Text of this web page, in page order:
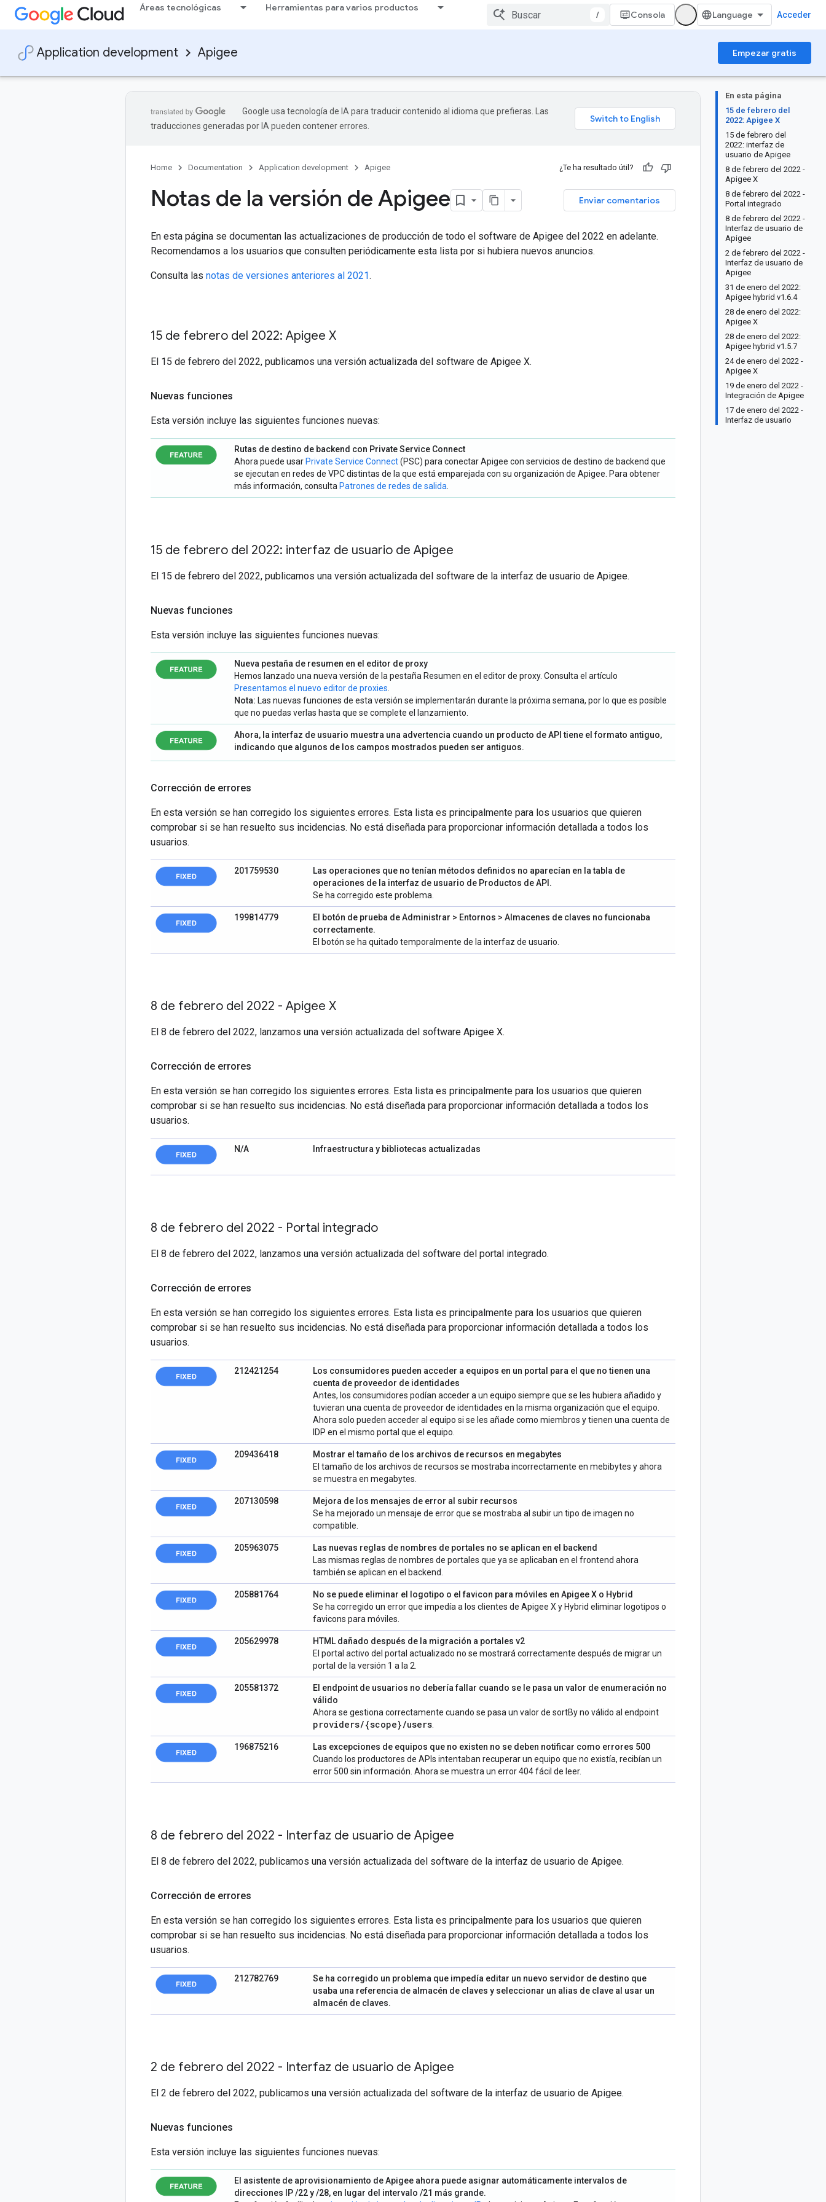
Áreas tecnológicas Herramientas para varios productos
/ Consola Acceder
Application development Apigee Empezar gratis
En esta página
15 de febrero del
2022: Apigee X
15 de febrero del
2022: interfaz de
usuario de Apigee
8 de febrero del 2022 -
Apigee X
8 de febrero del 2022 -
Portal integrado
8 de febrero del 2022 -
Interfaz de usuario de
Apigee
2 de febrero del 2022 -
Interfaz de usuario de
Apigee
31 de enero del 2022:
Apigee hybrid v1.6.4
28 de enero del 2022:
Apigee X
28 de enero del 2022:
Apigee hybrid v1.5.7
24 de enero del 2022 -
Apigee X
19 de enero del 2022 -
Integración de Apigee
17 de enero del 2022 -
Interfaz de usuario
Google usa tecnología de IA para traducir contenido al idioma que prefieras. Las
traducciones generadas por IA pueden contener errores.
Home Documentation Application development Apigee ¿Te ha resultado útil?
Enviar comentarios
Notas de la versión de Apigee
En esta página se documentan las actualizaciones de producción de todo el software de Apigee del 2022 en adelante.
Recomendamos a los usuarios que consulten periódicamente esta lista por si hubiera nuevos anuncios.
Consulta las notas de versiones anteriores al 2021.
15 de febrero del 2022: Apigee X
El 15 de febrero del 2022, publicamos una versión actualizada del software de Apigee X.
Nuevas funciones
Esta versión incluye las siguientes funciones nuevas:
Rutas de destino de backend con Private Service Connect
Ahora puede usar Private Service Connect(PSC) para conectar Apigee con servicios de destino de backend que
se ejecutan en redes de VPC distintas de la que está emparejada con su organización de Apigee. Para obtener
más información, consulta Patrones de redes de salida
15 de febrero del 2022: interfaz de usuario de Apigee
El 15 de febrero del 2022, publicamos una versión actualizada del software de la interfaz de usuario de Apigee.
Nuevas funciones
Esta versión incluye las siguientes funciones nuevas:
Nueva pestaña de resumen en el editor de proxy
Hemos lanzado una nueva versión de la pestaña Resumen en el editor de proxy. Consulta el artículo
Presentamos el nuevo editor de proxies
Nota: Las nuevas funciones de esta versión se implementarán durante la próxima semana, por lo que es posible
que no puedas verlas hasta que se complete el lanzamiento.
Ahora, la interfaz de usuario muestra una advertencia cuando un producto de API tiene el formato antiguo,
indicando que algunos de los campos mostrados pueden ser antiguos.
Corrección de errores
En esta versión se han corregido los siguientes errores. Esta lista es principalmente para los usuarios que quieren
comprobar si se han resuelto sus incidencias. No está diseñada para proporcionar información detallada a todos los
usuarios.
201759530
Las operaciones que no tenían métodos definidos no aparecían en la tabla de
operaciones de la interfaz de usuario de Productos de API.
Se ha corregido este problema.
199814779 El botón de prueba deAdministrar > Entornos > Almacenes de claves no funcionaba
correctamente.
El botón se ha quitado temporalmente de la interfaz de usuario.
8 de febrero del 2022 - Apigee X
El 8 de febrero del 2022, lanzamos una versión actualizada del software Apigee X.
Corrección de errores
En esta versión se han corregido los siguientes errores. Esta lista es principalmente para los usuarios que quieren
comprobar si se han resuelto sus incidencias. No está diseñada para proporcionar información detallada a todos los
usuarios.
N/A Infraestructura y bibliotecas actualizadas
8 de febrero del 2022 - Portal integrado
El 8 de febrero del 2022, lanzamos una versión actualizada del software del portal integrado.
Corrección de errores
En esta versión se han corregido los siguientes errores. Esta lista es principalmente para los usuarios que quieren
comprobar si se han resuelto sus incidencias. No está diseñada para proporcionar información detallada a todos los
usuarios.
212421254
Los consumidores pueden acceder a equipos en un portal para el que no tienen una
cuenta de proveedor de identidades
Antes, los consumidores podían acceder a un equipo siempre que se les hubiera añadido y
tuvieran una cuenta de proveedor de identidades en la misma organización que el equipo.
Ahora solo pueden acceder al equipo si se les añade como miembros y tienen una cuenta de
IDP en el mismo portal que el equipo.
209436418
Mostrar el tamaño de los archivos de recursos en megabytes
El tamaño de los archivos de recursos se mostraba incorrectamente en mebibytes y ahora
se muestra en megabytes.
207130598
Mejora de los mensajes de error al subir recursos
Se ha mejorado un mensaje de error que se mostraba al subir un tipo de imagen no
compatible.
205963075
Las nuevas reglas de nombres de portales no se aplican en el backend
Las mismas reglas de nombres de portales que ya se aplicaban en el frontend ahora
también se aplican en el backend.
205881764
No se puede eliminar el logotipo o el favicon para móviles en Apigee X o Hybrid
Se ha corregido un error que impedía a los clientes de Apigee X y Hybrid eliminar logotipos o
favicons para móviles.
205629978
HTML dañado después de la migración a portales v2
El portal activo del portal actualizado no se mostrará correctamente después de migrar un
portal de la versión 1 a la 2.
205581372
El endpoint de usuarios no debería fallar cuando se le pasa un valor de enumeración no
válido
Ahora se gestiona correctamente cuando se pasa un valor de sortBy no válido al endpoint
providers/{scope}/users
196875216
Las excepciones de equipos que no existen no se deben notificar como errores 500
Cuando los productores de APIs intentaban recuperar un equipo que no existía, recibían un
error 500 sin información. Ahora se muestra un error 404 fácil de leer.
8 de febrero del 2022 - Interfaz de usuario de Apigee
El 8 de febrero del 2022, publicamos una versión actualizada del software de la interfaz de usuario de Apigee.
Corrección de errores
En esta versión se han corregido los siguientes errores. Esta lista es principalmente para los usuarios que quieren
comprobar si se han resuelto sus incidencias. No está diseñada para proporcionar información detallada a todos los
usuarios.
212782769
Se ha corregido un problema que impedía editar un nuevo servidor de destino que
usaba una referencia de almacén de claves y seleccionar un alias de clave al usar un
almacén de claves.
2 de febrero del 2022 - Interfaz de usuario de Apigee
El 2 de febrero del 2022, publicamos una versión actualizada del software de la interfaz de usuario de Apigee.
Nuevas funciones
Esta versión incluye las siguientes funciones nuevas:
El asistente de aprovisionamiento de Apigee ahora puede asignar automáticamente intervalos de
direcciones IP /22 y /28, en lugar del intervalo /21 más grande.